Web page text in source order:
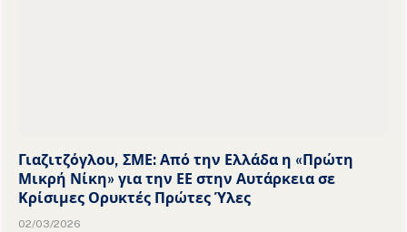
Γιαζιτζόγλου, ΣΜΕ: Από την Ελλάδα η «Πρώτη
Μικρή Νίκη» για την ΕΕ στην Αυτάρκεια σε
Κρίσιμες Ορυκτές Πρώτες Ύλες
02/03/2026